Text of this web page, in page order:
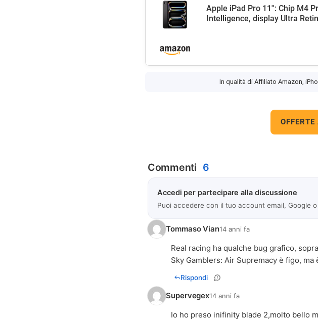
Apple iPad Pro 11'': Chip M4
Intelligence, display Ultra
In qualità di Affiliato Amazon,
Commenti 6
Accedi per partecipare alla discussione
Puoi accedere con il tuo account email, Google
Tommaso Vian14 anni fa
Real racing ha qualche bug grafico,
Sky Gamblers: Air Supremacy è figo,
Rispondi
Supervegex14 anni fa
Io ho preso inifinity blade 2,molto bello